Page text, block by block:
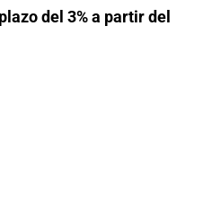
del 3% a partir del